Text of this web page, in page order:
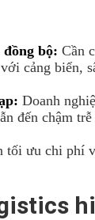
bộ: Cần
cảng biển,
Doanh
đến chậm
tối ưu chi phí